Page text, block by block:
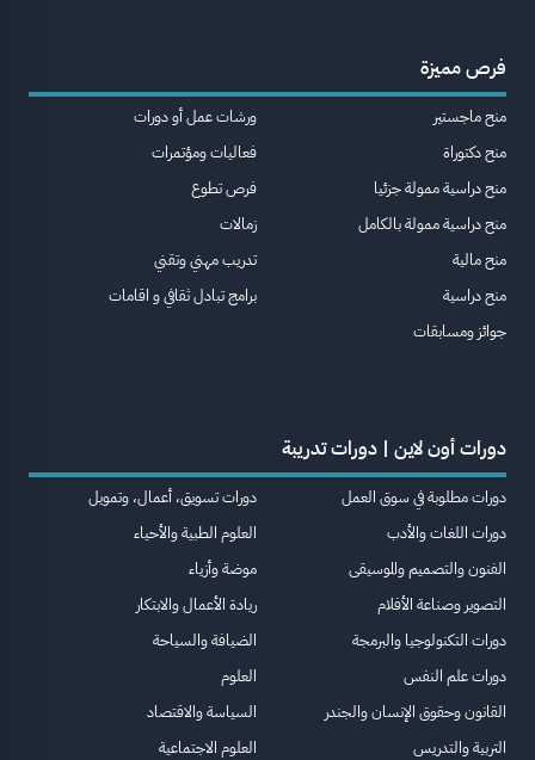
فرص مميزة
منح ماجستير
منح دكتوراة
منح دراسية ممولة جزئيا
منح دراسية ممولة بالكامل
منح مالية
منح دراسية
جوائز ومسابقات
ورشات عمل أو دورات
فعاليات ومؤتمرات
فرص تطوع
زمالات
تدريب مهني وتقني
برامج تبادل ثقافي و اقامات
دورات أون لاين | دورات تدريبة
دورات مطلوبة في سوق العمل
دورات اللغات والأدب
الفنون والتصميم والموسيقى
التصوير وصناعة الأفلام
دورات التكنولوجيا والبرمجة
دورات علم النفس
القانون وحقوق الإنسان والجندر
التربية والتدريس
دورات تسويق، أعمال، وتمويل
العلوم الطبية والأحياء
موضة وأزياء
ريادة الأعمال والابتكار
الضيافة والسياحة
العلوم
السياسة والاقتصاد
العلوم الاجتماعية